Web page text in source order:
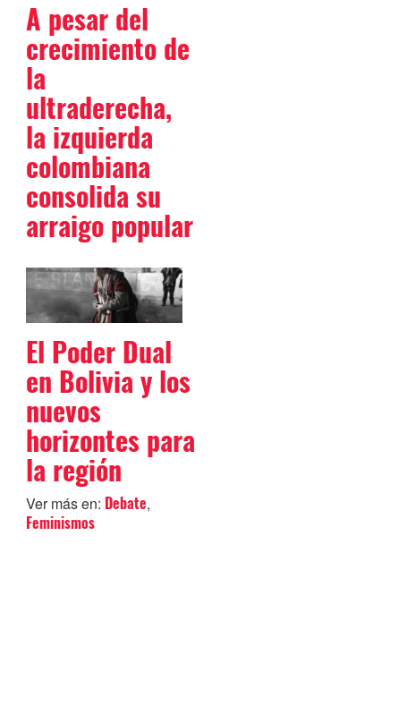
A pesar del
crecimiento de
la
ultraderecha,
la izquierda
colombiana
consolida su
arraigo popular
El Poder Dual
en Bolivia y los
nuevos
horizontes para
la región
Ver más en: Debate,
Feminismos